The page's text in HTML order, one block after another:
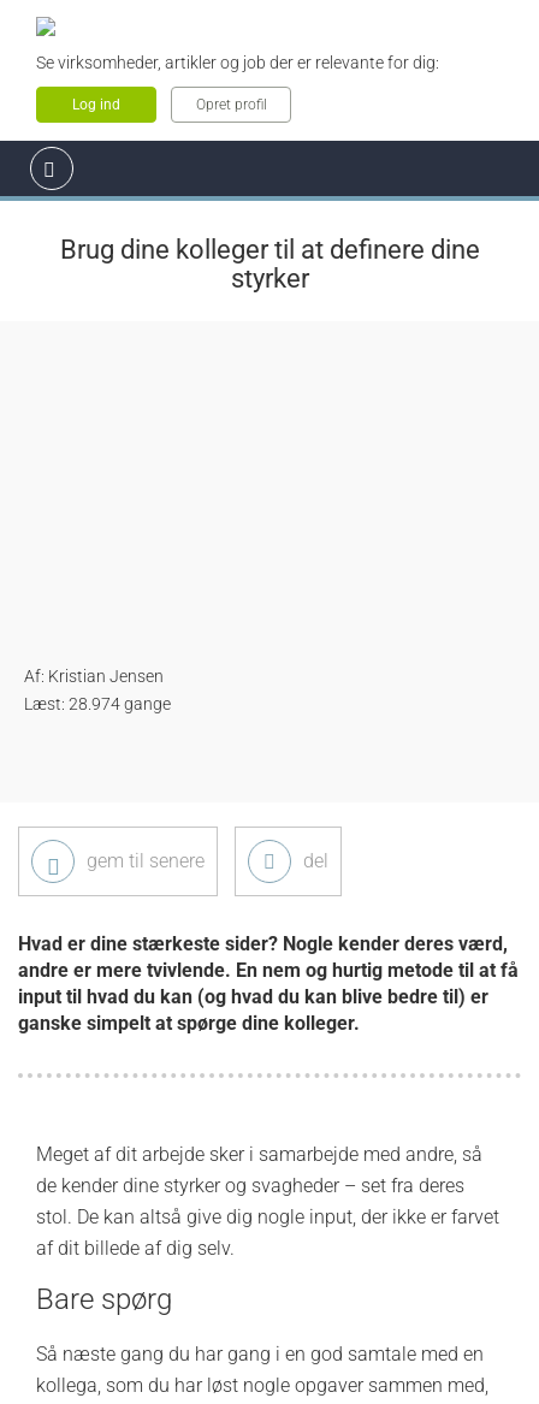
Se virksomheder, artikler og job der er relevante for dig:
Log ind Opret profil
Brug dine kolleger til at definere dine
styrker
Af: Kristian Jensen
Læst: 28.974 gange
gem til senere del
Hvad er dine stærkeste sider? Nogle kender deres værd,
andre er mere tvivlende. En nem og hurtig metode til at få
input til hvad du kan (og hvad du kan blive bedre til) er
ganske simpelt at spørge dine kolleger.
Meget af dit arbejde sker i samarbejde med andre, så
de kender dine styrker og svagheder – set fra deres
stol. De kan altså give dig nogle input, der ikke er farvet
af dit billede af dig selv.
Bare spørg
Så næste gang du har gang i en god samtale med en
kollega, som du har løst nogle opgaver sammen med,